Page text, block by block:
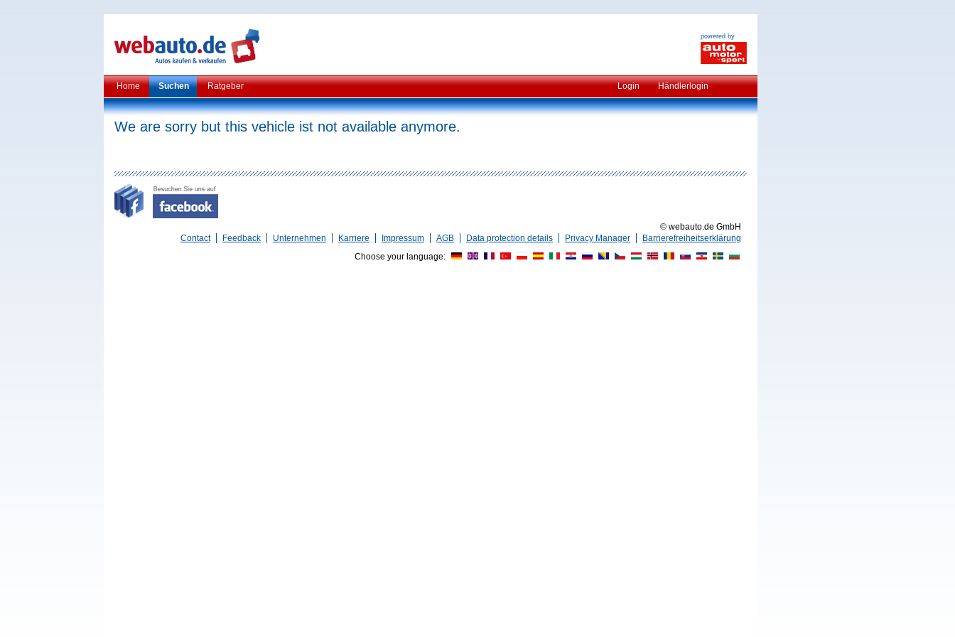
powered by
Home Suchen Ratgeber Login Händlerlogin
We are sorry but this vehicle ist not available anymore.
© webauto.de GmbH
Contact
Feedback Unternehmen Karriere Impressum AGB Data protection details Privacy Manager
Barrierefreiheitserklärung
Choose your language: